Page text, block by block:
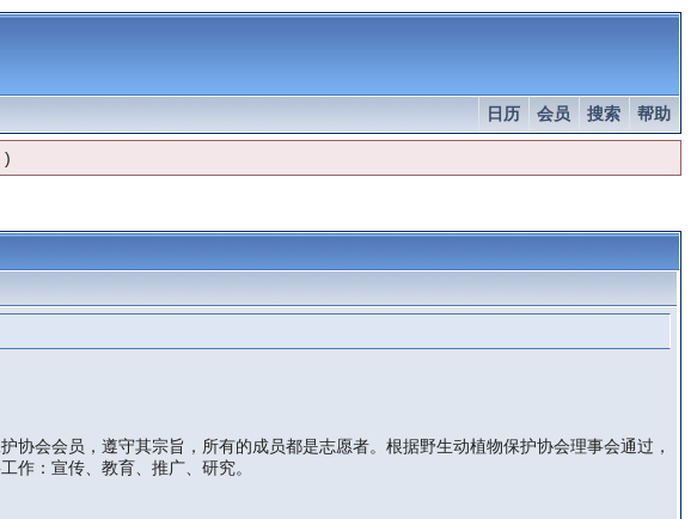
帮助
搜索
会员
日历
)
会会员，遵守其宗旨，所有的成员都是志愿者。根据野生动植物保护协会理事会通过，
作：宣传、教育、推广、研究。